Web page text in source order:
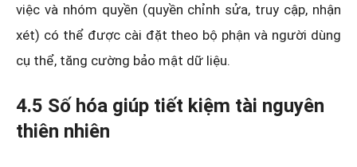
việc và nhóm quyền (quyền chỉnh sửa, truy cập, nhận
xét) có thể được cài đặt theo bộ phận và người dùng
cụ thể, tăng cường bảo mật dữ liệu.
4.5 Số hóa giúp tiết kiệm tài nguyên
thiên nhiên